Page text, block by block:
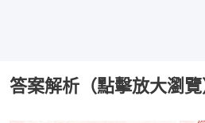
答案解析（點擊放大